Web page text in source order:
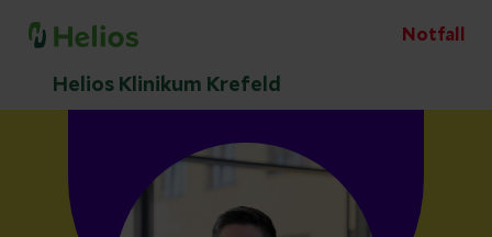
Notfall
Helios Klinikum Krefeld